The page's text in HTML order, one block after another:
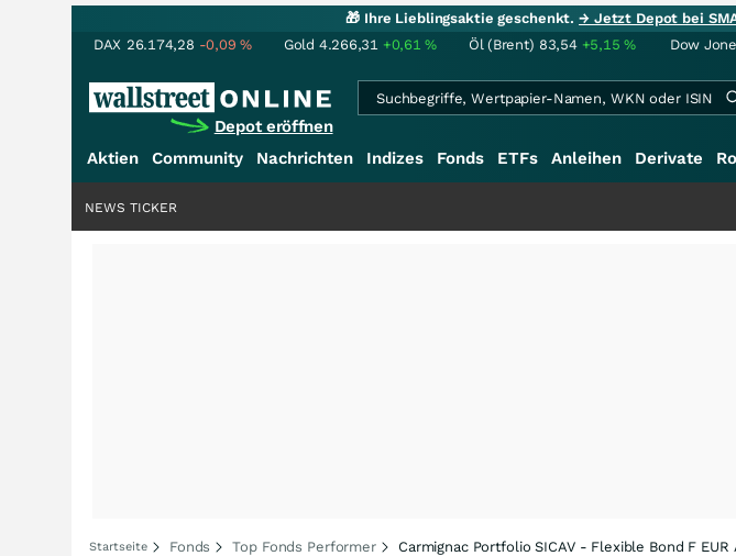
🎁 Ihre Lieblingsaktie geschenkt.→ Jetzt Depot bei
DAX 26.174,28 -0,09% Gold 4.266,31 +0,61% Öl (Brent) 83,54 +5,15% Dow
Depot eröffnen
Aktien Community Nachrichten Indizes Fonds ETFs Anleihen Derivate
NEWS TICKER
Startseite Fonds Top Fonds Performer Carmignac Portfolio SICAV - Flexible Bond F EUR